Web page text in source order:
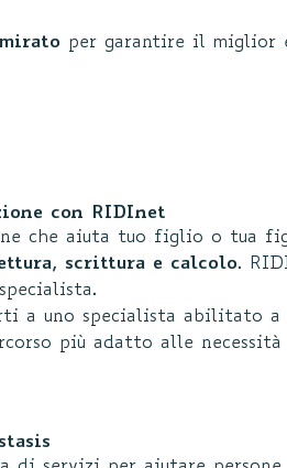
per garantire il miglior
con RIDInet
che aiuta tuo figlio o tua
scrittura e calcolo.
a uno specialista abilitato a
più adatto alle